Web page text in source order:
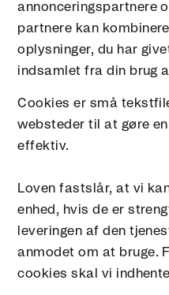
annonceringspartnere
partnere kan
oplysninger, du har
indsamlet fra din brug
Cookies er små
websteder til at gøre
effektiv.
Loven fastslår, at vi
enhed, hvis de er
leveringen af den
anmodet om at bruge.
cookies skal vi